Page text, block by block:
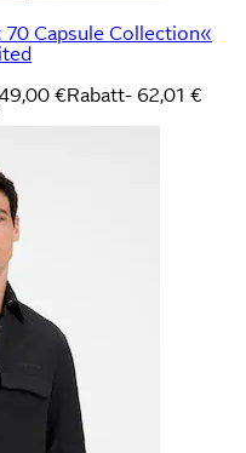
Capsule Collection«
€Rabatt- 62,01 €